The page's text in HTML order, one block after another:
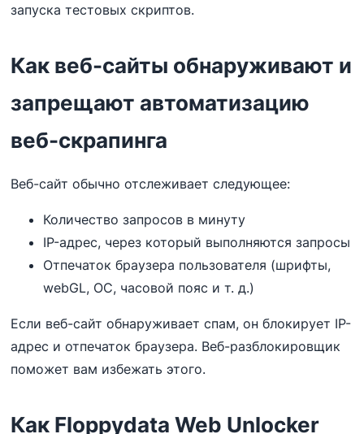
запуска тестовых скриптов.
Как веб-сайты обнаруживают и
запрещают автоматизацию
веб-скрапинга
Веб-сайт обычно отслеживает следующее:
Количество запросов в минуту
IP-адрес, через который выполняются запросы
Отпечаток браузера пользователя (шрифты,
webGL, ОС, часовой пояс и т. д.)
Если веб-сайт обнаруживает спам, он блокирует IP-
адрес и отпечаток браузера. Веб-разблокировщик
поможет вам избежать этого.
Как Floppydata Web Unlocker